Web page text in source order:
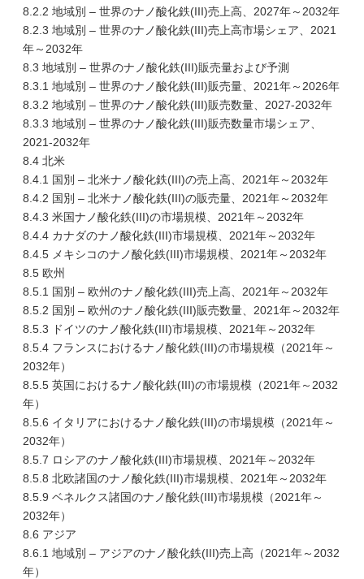
8.2.2 地域別 – 世界のナノ酸化鉄(III)売上高、2027年～2032年
8.2.3 地域別 – 世界のナノ酸化鉄(III)売上高市場シェア、2021
年～2032年
8.3 地域別 – 世界のナノ酸化鉄(III)販売量および予測
8.3.1 地域別 – 世界のナノ酸化鉄(III)販売量、2021年～2026年
8.3.2 地域別 – 世界のナノ酸化鉄(III)販売数量、2027-2032年
8.3.3 地域別 – 世界のナノ酸化鉄(III)販売数量市場シェア、
2021-2032年
8.4 北米
8.4.1 国別 – 北米ナノ酸化鉄(III)の売上高、2021年～2032年
8.4.2 国別 – 北米ナノ酸化鉄(III)の販売量、2021年～2032年
8.4.3 米国ナノ酸化鉄(III)の市場規模、2021年～2032年
8.4.4 カナダのナノ酸化鉄(III)市場規模、2021年～2032年
8.4.5 メキシコのナノ酸化鉄(III)市場規模、2021年～2032年
8.5 欧州
8.5.1 国別 – 欧州のナノ酸化鉄(III)売上高、2021年～2032年
8.5.2 国別 – 欧州のナノ酸化鉄(III)販売数量、2021年～2032年
8.5.3 ドイツのナノ酸化鉄(III)市場規模、2021年～2032年
8.5.4 フランスにおけるナノ酸化鉄(III)の市場規模（2021年～
2032年）
8.5.5 英国におけるナノ酸化鉄(III)の市場規模（2021年～2032
年）
8.5.6 イタリアにおけるナノ酸化鉄(III)の市場規模（2021年～
2032年）
8.5.7 ロシアのナノ酸化鉄(III)市場規模、2021年～2032年
8.5.8 北欧諸国のナノ酸化鉄(III)市場規模、2021年～2032年
8.5.9 ベネルクス諸国のナノ酸化鉄(III)市場規模（2021年～
2032年）
8.6 アジア
8.6.1 地域別 – アジアのナノ酸化鉄(III)売上高（2021年～2032
年）